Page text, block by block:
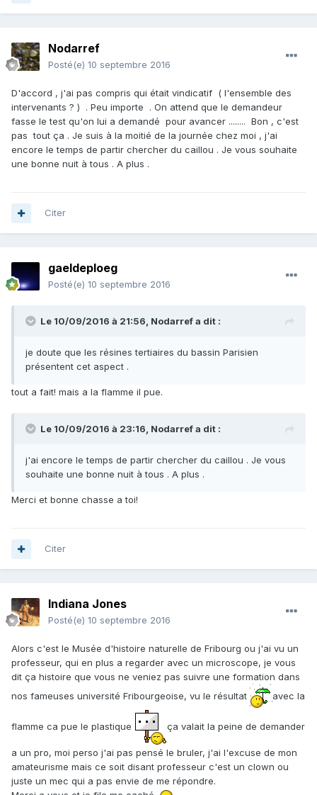
Nodarref
Posté(e) 10 septembre 2016
D'accord , j'ai pas compris qui était vindicatif ( l'ensemble des
intervenants ? ) . Peu importe . On attend que le demandeur
fasse le test qu'on lui a demandé pour avancer ........ Bon , c'est
pas tout ça . Je suis à la moitié de la journée chez moi , j'ai
encore le temps de partir chercher du caillou . Je vous souhaite
une bonne nuit à tous . A plus .
Citer
gaeldeploeg
Posté(e) 10 septembre 2016
Le 10/09/2016 à 21:56, Nodarrefa dit :
je doute que les résines tertiaires du bassin Parisien
présentent cet aspect .
tout a fait! mais a la flamme il pue.
Le 10/09/2016 à 23:16, Nodarrefa dit :
j'ai encore le temps de partir chercher du caillou . Je vous
souhaite une bonne nuit à tous . A plus .
Merci et bonne chasse a toi!
Citer
Indiana Jones
Posté(e) 10 septembre 2016
Alors c'est le Musée d'histoire naturelle de Fribourg ou j'ai vu un
professeur, qui en plus a regarder avec un microscope, je vous
dit ça histoire que vous ne veniez pas suivre une formation dans
nos fameuses université Fribourgeoise, vu le résultat
avec la
flamme ca pue le plastique ça valait la peine de demander
a un pro, moi perso j'ai pas pensé le bruler, j'ai l'excuse de mon
amateurisme mais ce soit disant professeur c'est un clown ou
juste un mec qui a pas envie de me répondre.